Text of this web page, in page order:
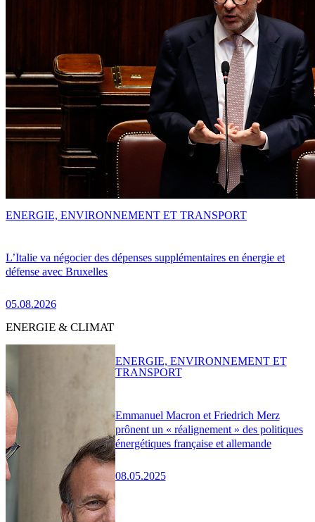
L’Italie va négocier des dépenses supplémentaires en énergie et
défense avec Bruxelles
05.08.2026
ENERGIE, ENVIRONNEMENT ET TRANSPORT
ENERGIE & CLIMAT
Emmanuel Macron et Friedrich Merz
prônent un « réalignement » des politiques
énergétiques française et allemande
08.05.2025
ENERGIE, ENVIRONNEMENT ET
TRANSPORT